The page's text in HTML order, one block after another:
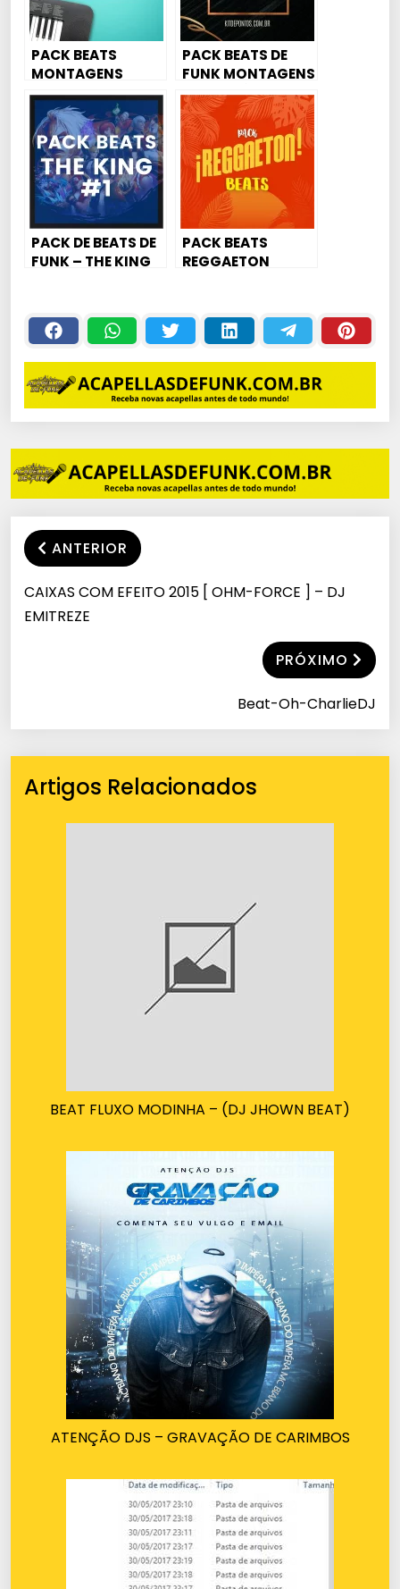
PACK BEATS
MONTAGENS
NATAL & ANO
NOVO
PACK BEATS DE
FUNK MONTAGENS
2022 – SÓ DE VOZ
[PACK 40 BEATS]
PACK DE BEATS DE
FUNK – THE KING
PACK BEATS
REGGAETON
ANTERIOR
CAIXAS COM EFEITO 2015 [ OHM-FORCE ] – DJ
EMITREZE
PRÓXIMO
Beat-Oh-CharlieDJ
Artigos Relacionados
BEAT FLUXO MODINHA – (DJ JHOWN BEAT)
ATENÇÃO DJS – GRAVAÇÃO DE CARIMBOS